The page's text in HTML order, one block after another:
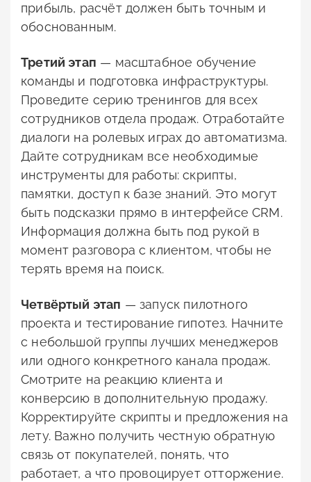
прибыль, расчёт должен быть точным и
обоснованным.
Третий этап — масштабное обучение
команды и подготовка инфраструктуры.
Проведите серию тренингов для всех
сотрудников отдела продаж. Отработайте
диалоги на ролевых играх до автоматизма.
Дайте сотрудникам все необходимые
инструменты для работы: скрипты,
памятки, доступ к базе знаний. Это могут
быть подсказки прямо в интерфейсе CRM.
Информация должна быть под рукой в
момент разговора с клиентом, чтобы не
терять время на поиск.
Четвёртый этап — запуск пилотного
проекта и тестирование гипотез. Начните
с небольшой группы лучших менеджеров
или одного конкретного канала продаж.
Смотрите на реакцию клиента и
конверсию в дополнительную продажу.
Корректируйте скрипты и предложения на
лету. Важно получить честную обратную
связь от покупателей, понять, что
работает, а что провоцирует отторжение.